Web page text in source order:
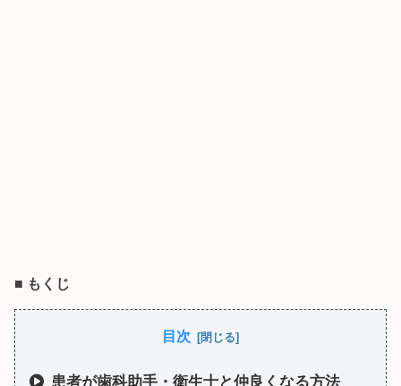
■ もくじ
目次
患者が歯科助手・衛生士と仲良くなる方法